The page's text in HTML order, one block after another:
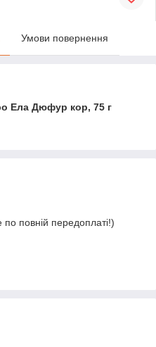
Умови повернення
Ела Дюфур кор, 75 г
повній передоплаті!)